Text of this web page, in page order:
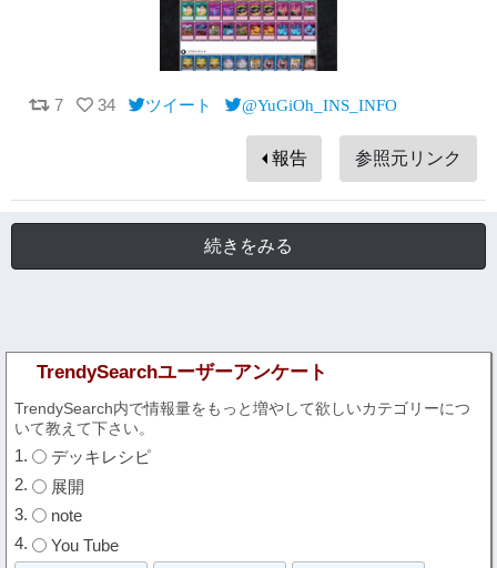
TrendySearchユーザーアンケート
TrendySearch内で情報量をもっと増やして欲しいカテゴリーにつ
いて教えて下さい。
デッキレシピ
展開
note
You Tube
7 34 ツイート @YuGiOh_INS_INFO
報告 参照元リンク
続きをみる